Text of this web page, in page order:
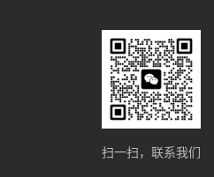
扫一扫，联系我们